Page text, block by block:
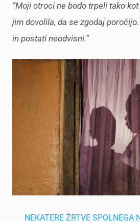
“Moji otroci ne bodo trpeli tako kot
jim dovolila, da se zgodaj
in postati neodvisni.”
NEKATERE ŽRTVE SPOLNEGA